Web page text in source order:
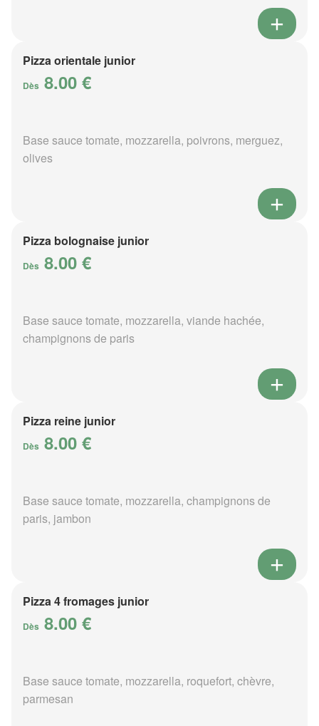
Pizza orientale junior
Dès 8.00 €
Base sauce tomate, mozzarella, poivrons, merguez,
olives
Pizza bolognaise junior
Dès 8.00 €
Base sauce tomate, mozzarella, viande hachée,
champignons de paris
Pizza reine junior
Dès 8.00 €
Base sauce tomate, mozzarella, champignons de
paris, jambon
Pizza 4 fromages junior
Dès 8.00 €
Base sauce tomate, mozzarella, roquefort, chèvre,
parmesan